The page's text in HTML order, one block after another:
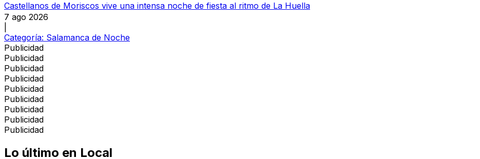
Castellanos de Moriscos vive una intensa noche de fiesta al ritmo de La Huella
7 ago 2026
Categoría: Salamanca de Noche
Publicidad
Publicidad
Publicidad
Publicidad
Publicidad
Publicidad
Publicidad
Publicidad
Publicidad
Lo último en Local